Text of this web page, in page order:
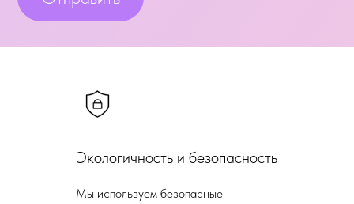
Экологичность и безопасность
Мы используем безопасные